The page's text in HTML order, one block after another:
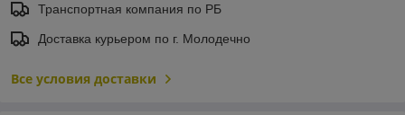
Транспортная компания по РБ
Доставка курьером по г. Молодечно
Все условия доставки